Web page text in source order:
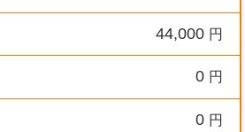
44,000 円
0 円
0 円